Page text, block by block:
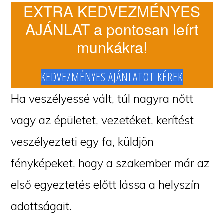
EXTRA KEDVEZMÉNYES
AJÁNLAT a pontosan leírt
munkákra!
KEDVEZMÉNYES AJÁNLATOT KÉREK
Ha veszélyessé vált, túl nagyra nőtt
vagy az épületet, vezetéket, kerítést
veszélyezteti egy fa, küldjön
fényképeket, hogy a szakember már az
első egyeztetés előtt lássa a helyszín
adottságait.